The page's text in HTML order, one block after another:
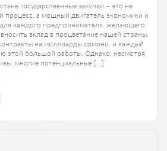
государственные закупки – это не
процесс, а мощный двигатель экономики и
каждого предпринимателя, желающего
вклад в процветание нашей страны.
на миллиарды сомони, и каждый
этой большой работы. Однако, несмотря
многие потенциальные […]